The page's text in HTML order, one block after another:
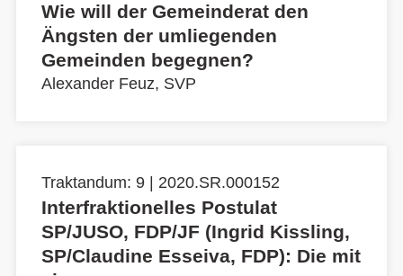
Wie will der Gemeinderat den
Ängsten der umliegenden
Gemeinden begegnen?
Alexander Feuz, SVP
Traktandum: 9 | 2020.SR.000152
Interfraktionelles Postulat
SP/JUSO, FDP/JF (Ingrid Kissling,
SP/Claudine Esseiva, FDP): Die mit